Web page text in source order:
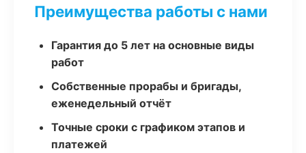
Преимущества работы с нами
Гарантия до 5 лет на основные виды
работ
Собственные прорабы и бригады,
еженедельный отчёт
Точные сроки с графиком этапов и
платежей